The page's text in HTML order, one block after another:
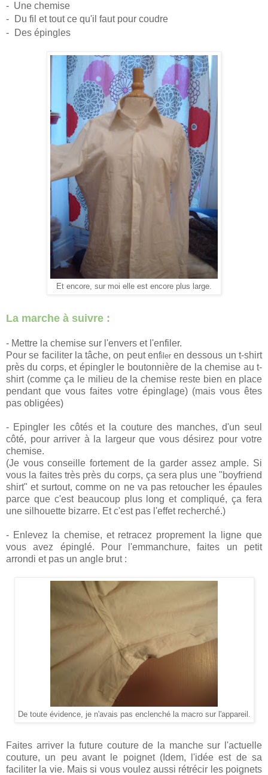
- Une chemise
-
Du fil et tout ce qu'il faut pour coudre
-
Des épingles
Et encore, sur moi elle est encore plus large.
La marche à suivre :
- Mettre la chemise sur l'envers et l'enfiler.
Pour se faciliter la tâche, on peut enfileren dessous un t-shirt
près du corps, et épingler le boutonnière de la chemise au t-
shirt (comme ça le milieu de la chemise reste bien en place
pendant que vous faites votre épinglage) (mais vous êtes
pas obligées)
- Epingler les côtés et la couture des manches, d'un seul
côté, pour arriver à la largeur que vous désirez pour votre
chemise.
(Je vous conseille fortement de la garder assez ample. Si
vous la faites très près du corps, ça sera plus une "boyfriend
shirt" et surtout, comme on ne va pas retoucher les épaules
parce que c'est beaucoup plus long et compliqué, ça fera
une silhouette bizarre. Et c'est pas l'effet recherché.)
- Enlevez la chemise, et retracez proprement la ligne que
vous avez épinglé. Pour l'emmanchure, faites un petit
arrondi et pas un angle brut :
De toute évidence, je n'avais pas enclenché la macro sur l'appareil.
Faites arriver la future couture de la manche sur l'actuelle
couture, un peu avant le poignet (Idem, l'idée est de sa
faciliter la vie. Mais si vous voulez aussi rétrécir les poignets